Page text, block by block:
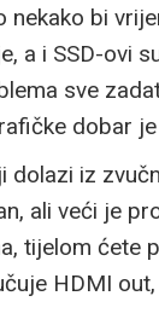
nekako bi
a i SSD-ovi
sve
dobar
dolazi iz
ali veći je
tijelom ćete
HDMI